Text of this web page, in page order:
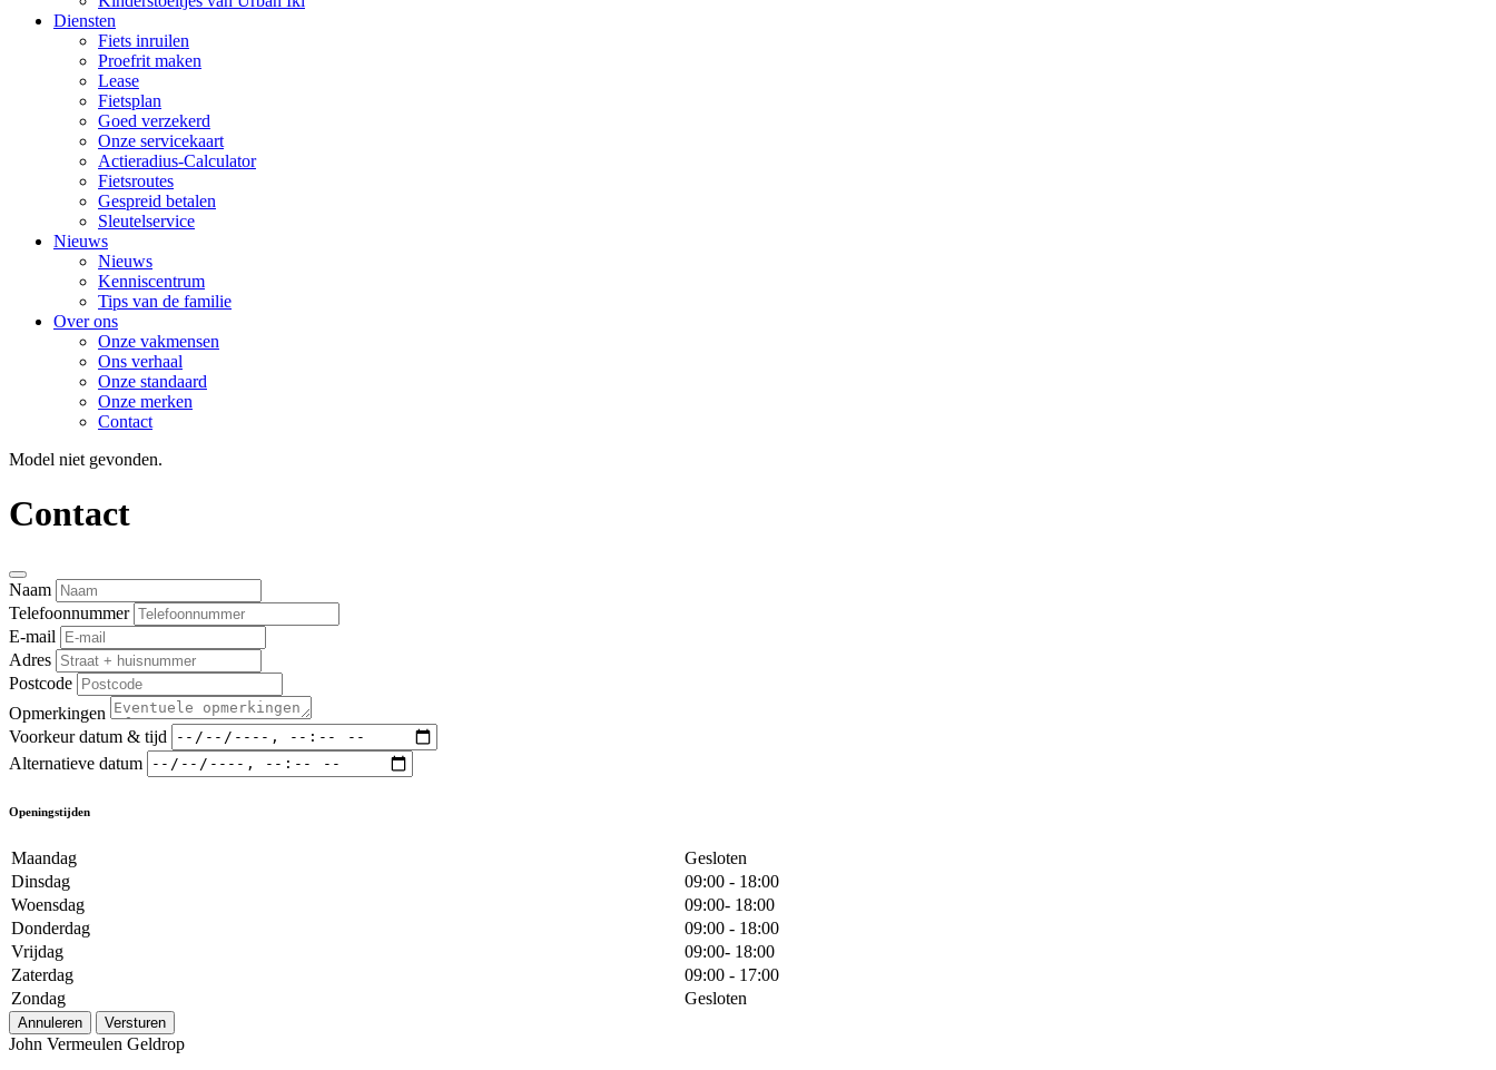
Diensten
Fiets inruilen
Proefrit maken
Lease
Fietsplan
Goed verzekerd
Onze servicekaart
Actieradius-Calculator
Fietsroutes
Gespreid betalen
Sleutelservice
Nieuws
Nieuws
Kenniscentrum
Tips van de familie
Over ons
Onze vakmensen
Ons verhaal
Onze standaard
Onze merken
Contact
Model niet gevonden.
Contact
Naam
Telefoonnummer
E-mail
Adres
Postcode
Opmerkingen
Voorkeur datum & tijd
Alternatieve datum
Openingstijden
Maandag
Gesloten
Dinsdag
09:00 - 18:00
Woensdag
09:00- 18:00
Donderdag
09:00 - 18:00
Vrijdag
09:00- 18:00
Zaterdag
09:00 - 17:00
Zondag
Gesloten
Annuleren Versturen
John Vermeulen Geldrop